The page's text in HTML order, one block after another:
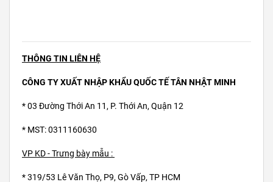
THÔNG TIN LIÊN HỆ
CÔNG TY XUẤT NHẬP KHẨU QUỐC TẾ TÂN NHẬT MINH
* 03 Đường Thới An 11, P. Thới An, Quận 12
* MST: 0311160630
VP KD - Trưng bày mẫu :
* 319/53 Lê Văn Thọ, P9, Gò Vấp, TP HCM